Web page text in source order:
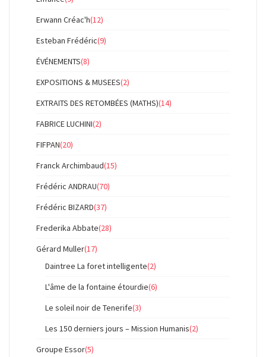
Erwann Créac'h(12)
Esteban Frédéric(9)
ÉVÉNEMENTS(8)
EXPOSITIONS & MUSEES(2)
EXTRAITS DES RETOMBÉES (MATHS)(14)
FABRICE LUCHINI(2)
FIFPAN(20)
Franck Archimbaud(15)
Frédéric ANDRAU(70)
Frédéric BIZARD(37)
Frederika Abbate(28)
Gérard Muller(17)
Daintree La foret intelligente(2)
L'âme de la fontaine étourdie(6)
Le soleil noir de Tenerife(3)
Les 150 derniers jours – Mission Humanis(2)
Groupe Essor(5)